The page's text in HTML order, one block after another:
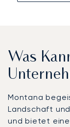
Was
Montana
Landschaft
und bietet